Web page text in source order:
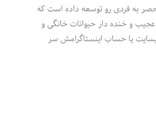
به فردی رو توسعه داده است که
عجیب و خنده دار حیوانات خانگی و
یا حساب اینستاگرامش سر